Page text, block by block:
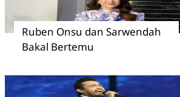
Ruben Onsu dan Sarwendah
Bakal Bertemu